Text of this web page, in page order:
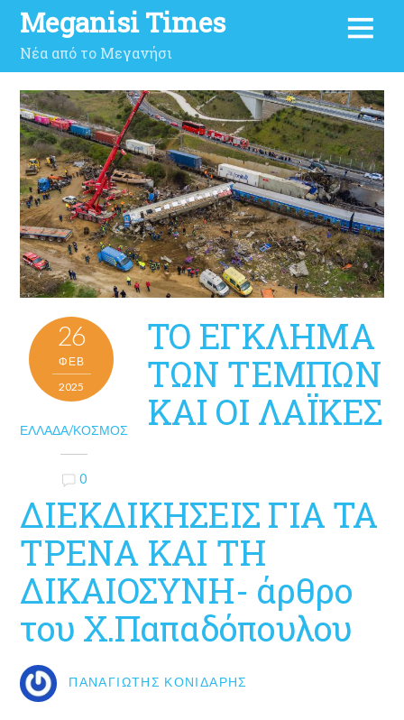
Meganisi Times
Νέα από το Μεγανήσι
26
ΦΕΒ
2025
ΕΛΛΆΔΑ/ΚΌΣΜΟΣ
0
ΤΟ ΕΓΚΛΗΜΑ
ΤΩΝ ΤΕΜΠΩΝ
ΚΑΙ ΟΙ ΛΑΪΚΕΣ
ΔΙΕΚΔΙΚΗΣΕΙΣ ΓΙΑ ΤΑ
ΤΡΕΝΑ ΚΑΙ ΤΗ
ΔΙΚΑΙΟΣΥΝΗ- άρθρο
του Χ.Παπαδόπουλου
ΠΑΝΑΓΙΏΤΗΣ ΚΟΝΙΔΆΡΗΣ